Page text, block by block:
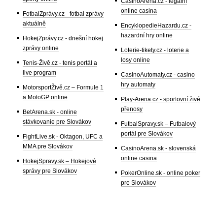
FotbalZprávy.cz - fotbal zprávy
aktuálně
HokejZprávy.cz - dnešní hokej
zprávy online
Tenis-Živě.cz - tenis portál a
live program
MotorsportŽivě.cz – Formule 1
a MotoGP online
BetArena.sk - online
stávkovanie pre Slovákov
FightLive.sk - Oktagon, UFC a
MMA pre Slovákov
HokejSpravy.sk – Hokejové
správy pre Slovákov
online casina
EncyklopedieHazardu.cz -
hazardní hry online
Loterie-tikety.cz - loterie a
losy online
CasinoAutomaty.cz - casino
hry automaty
Play-Arena.cz - sportovní živé
přenosy
FutbalSpravy.sk – Futbalový
portál pre Slovákov
CasinoArena.sk - slovenská
online casina
PokerOnline.sk - online poker
pre Slovákov